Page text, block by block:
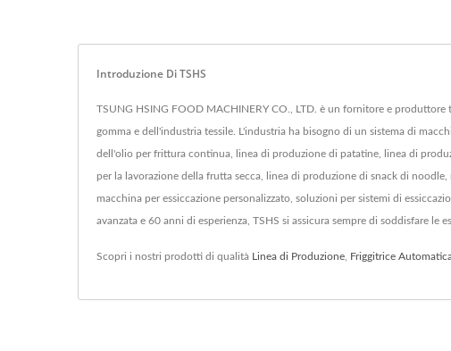
Introduzione Di TSHS
TSUNG HSING FOOD MACHINERY CO., LTD. è un fornitore e
gomma e dell'industria tessile. L'industria ha bisogno di un sistema di
dell'olio per frittura continua, linea di produzione di patatine, linea di
per la lavorazione della frutta secca, linea di produzione di snack di
macchina per essiccazione personalizzato, soluzioni per sistemi di
avanzata e 60 anni di esperienza, TSHS si assicura sempre di soddisfare le
Scopri i nostri prodotti di qualità Linea di Produzione Friggitrice